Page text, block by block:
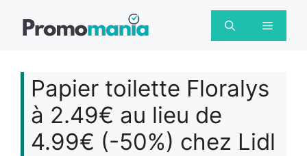
Menu
Papier toilette Floralys
à 2.49€ au lieu de
4.99€ (-50%) chez Lidl